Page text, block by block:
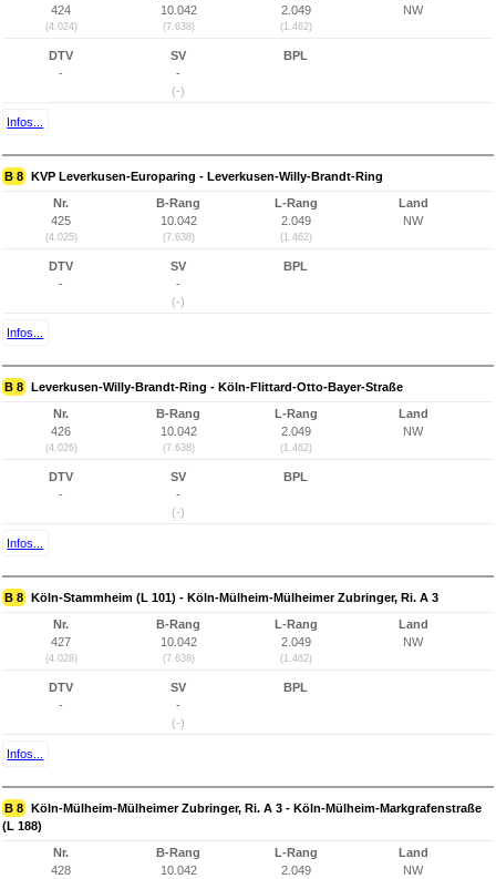
424
(4.024)
10.042
(7.638)
2.049
(1.462)
NW
DTV
-
SV
-
(-)
BPL
Infos...
B 8 KVP Leverkusen-Europaring - Leverkusen-Willy-Brandt-Ring
Nr.
425
(4.025)
B-Rang
10.042
(7.638)
L-Rang
2.049
(1.462)
Land
NW
DTV
-
SV
-
(-)
BPL
Infos...
B 8 Leverkusen-Willy-Brandt-Ring - Köln-Flittard-Otto-Bayer-Straße
Nr.
426
(4.026)
B-Rang
10.042
(7.638)
L-Rang
2.049
(1.462)
Land
NW
DTV
-
SV
-
(-)
BPL
Infos...
B 8 Köln-Stammheim (L 101) - Köln-Mülheim-Mülheimer Zubringer, Ri. A 3
Nr.
427
(4.028)
B-Rang
10.042
(7.638)
L-Rang
2.049
(1.462)
Land
NW
DTV
-
SV
-
(-)
BPL
Infos...
B 8 Köln-Mülheim-Mülheimer Zubringer, Ri. A 3 - Köln-Mülheim-Markgrafenstraße
(L 188)
Nr.
428
B-Rang
10.042
L-Rang
2.049
Land
NW